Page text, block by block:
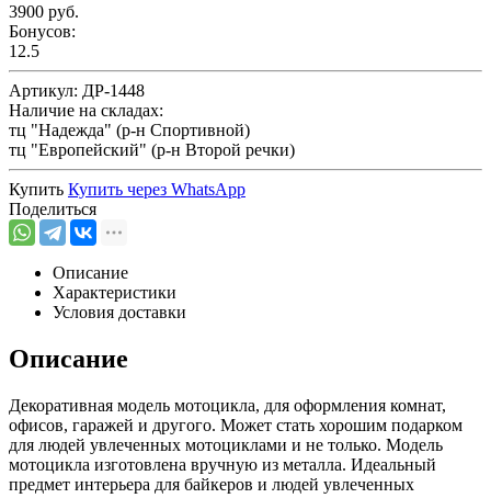
3900 руб.
Бонусов:
12.5
Артикул: ДР-1448
Наличие на складах:
тц "Надежда" (р-н Спортивной)
тц "Европейский" (р-н Второй речки)
Купить Купить через WhatsApp
Поделиться
Описание
Характеристики
Условия доставки
Описание
Декоративная модель мотоцикла, для оформления комнат,
офисов, гаражей и другого. Может стать хорошим подарком
для людей увлеченных мотоциклами и не только. Модель
мотоцикла изготовлена вручную из металла. Идеальный
предмет интерьера для байкеров и людей увлеченных